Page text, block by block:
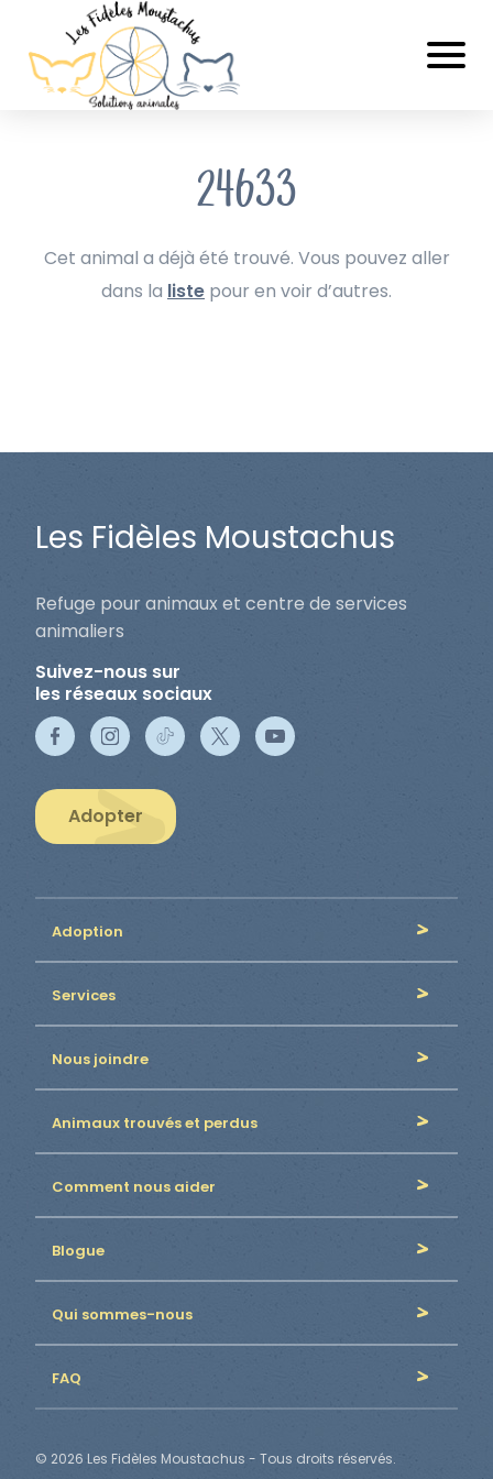
24633
Cet animal a déjà été trouvé. Vous pouvez aller
dans la liste pour en voir d’autres.
Les Fidèles Moustachus
Refuge pour animaux et centre de services
animaliers
Suivez-nous sur
les réseaux sociaux
Adopter
Adoption
Services
Nous joindre
Animaux trouvés et perdus
Comment nous aider
Blogue
Qui sommes-nous
FAQ
© 2026 Les Fidèles Moustachus - Tous droits réservés.